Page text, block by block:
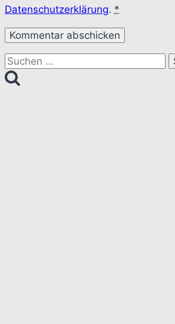
Datenschutzerklärung. *
Suchen
nach: